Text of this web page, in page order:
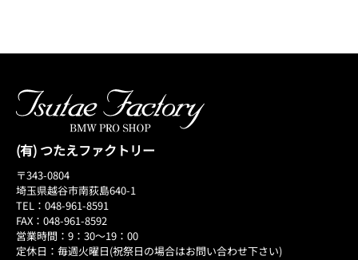
(有) つたえファクトリー
〒343-0804
埼玉県越谷市南荻島640-1
TEL：048-961-8591
FAX：048-961-8592
営業時間：9：30～19：00
定休日：毎週火曜日(祝祭日の場合はお問い合わせ下さい)